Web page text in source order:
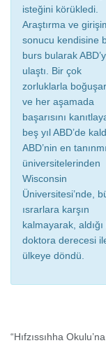
isteğini körükledi.
Araştırma ve
sonucu kendisine
burs bularak
ulaştı. Bir çok
zorluklarla
ve her aşamada
başarısını
beş yıl ABD’de
ABD’nin en
üniversitelerinden
Wisconsin
Üniversitesi’nde,
ısrarlara karşın
kalmayarak,
doktora derecesi
ülkeye döndü.
“Hıfzıssıhha